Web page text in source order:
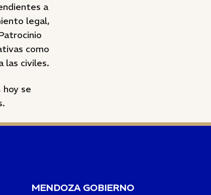
a
legal,
como
las civiles.
se
MENDOZA GOBIERNO